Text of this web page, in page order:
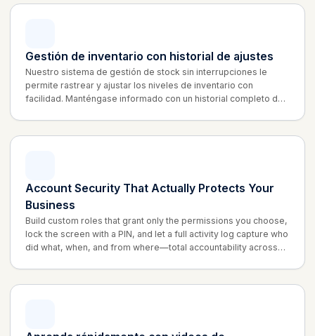
Gestión de inventario con historial de ajustes
Nuestro sistema de gestión de stock sin interrupciones le
permite rastrear y ajustar los niveles de inventario con
facilidad. Manténgase informado con un historial completo de
Account Security That Actually Protects Your
Business
Build custom roles that grant only the permissions you choose,
lock the screen with a PIN, and let a full activity log capture who
did what, when, and from where—total accountability across